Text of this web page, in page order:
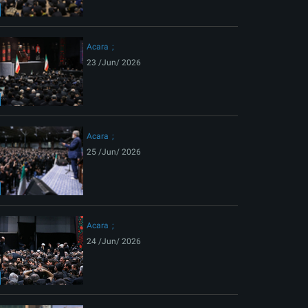
Acara
23 /Jun/ 2026
Acara
25 /Jun/ 2026
Acara
24 /Jun/ 2026